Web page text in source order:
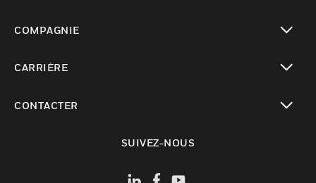
COMPAGNIE
CARRIÈRE
CONTACTER
SUIVEZ-NOUS